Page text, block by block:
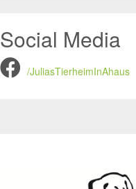
Social Media
/JuliasTierheimInAhaus